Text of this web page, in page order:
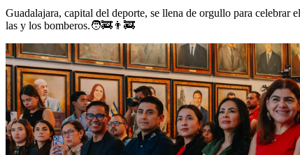
Guadalajara, capital del deporte, se llena de orgullo para celebrar
las y los bomberos.🧑‍🚒👨‍🚒